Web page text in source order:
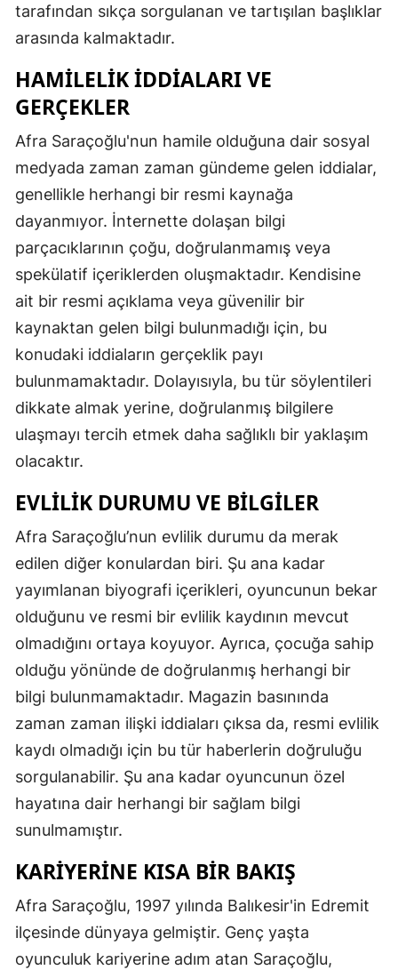
tarafından sıkça sorgulanan ve tartışılan başlıklar
arasında kalmaktadır.
HAMILELIK İDDIALARI VE
GERÇEKLER
Afra Saraçoğlu'nun hamile olduğuna dair sosyal
medyada zaman zaman gündeme gelen iddialar,
genellikle herhangi bir resmi kaynağa
dayanmıyor. İnternette dolaşan bilgi
parçacıklarının çoğu, doğrulanmamış veya
spekülatif içeriklerden oluşmaktadır. Kendisine
ait bir resmi açıklama veya güvenilir bir
kaynaktan gelen bilgi bulunmadığı için, bu
konudaki iddiaların gerçeklik payı
bulunmamaktadır. Dolayısıyla, bu tür söylentileri
dikkate almak yerine, doğrulanmış bilgilere
ulaşmayı tercih etmek daha sağlıklı bir yaklaşım
olacaktır.
EVLILIK DURUMU VE BILGILER
Afra Saraçoğlu’nun evlilik durumu da merak
edilen diğer konulardan biri. Şu ana kadar
yayımlanan biyografi içerikleri, oyuncunun bekar
olduğunu ve resmi bir evlilik kaydının mevcut
olmadığını ortaya koyuyor. Ayrıca, çocuğa sahip
olduğu yönünde de doğrulanmış herhangi bir
bilgi bulunmamaktadır. Magazin basınında
zaman zaman ilişki iddiaları çıksa da, resmi evlilik
kaydı olmadığı için bu tür haberlerin doğruluğu
sorgulanabilir. Şu ana kadar oyuncunun özel
hayatına dair herhangi bir sağlam bilgi
sunulmamıştır.
KARIYERINE KISA BIR BAKIŞ
Afra Saraçoğlu, 1997 yılında Balıkesir'in Edremit
ilçesinde dünyaya gelmiştir. Genç yaşta
oyunculuk kariyerine adım atan Saraçoğlu,